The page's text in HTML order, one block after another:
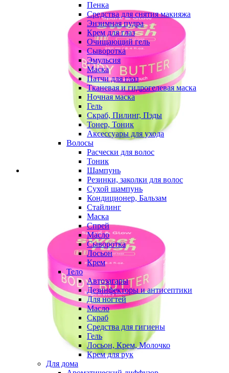
Пенка
Средства для снятия макияжа
Энзимная пудра
Крем для глаз
Очищающий гель
Сыворотка
Эмульсия
Маска
Патчи для глаз
Тканевая и гидрогелевая маска
Ночная маска
Гель
Скраб, Пилинг, Пэды
Тонер, Тоник
Аксессуары для ухода
Волосы
Расчески для волос
Тоник
Шампунь
Резинки, заколки для волос
Сухой шампунь
Кондиционер, Бальзам
Стайлинг
Маска
Спрей
Масло
Сыворотка
Лосьон
Крем
Тело
Автозагары
Дезинфекторы и антисептики
Для ногтей
Масло
Скраб
Средства для гигиены
Гель
Лосьон, Крем, Молочко
Крем для рук
Для дома